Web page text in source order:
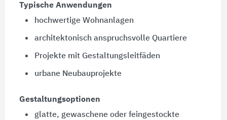
Typische Anwendungen
hochwertige Wohnanlagen
architektonisch anspruchsvolle Quartiere
Projekte mit Gestaltungsleitfäden
urbane Neubauprojekte
Gestaltungsoptionen
glatte, gewaschene oder feingestockte